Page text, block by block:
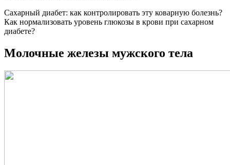
Сахарный диабет: как контролировать эту коварную болезнь?
Как нормализовать уровень глюкозы в крови при сахарном
диабете?
Молочные железы мужского тела